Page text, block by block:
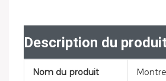
Description du produit
Nom du produit